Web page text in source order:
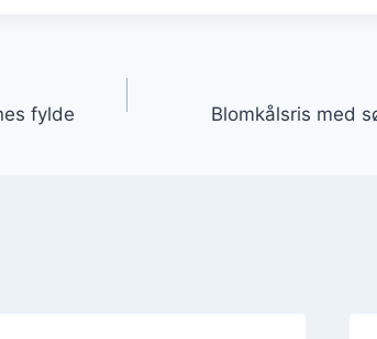
fylde Blomkålsris med